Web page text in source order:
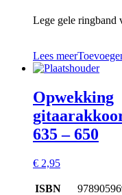
Lege gele ringband
Lees meer
Opwekking
635 – 650
€ 2,95
ISBN